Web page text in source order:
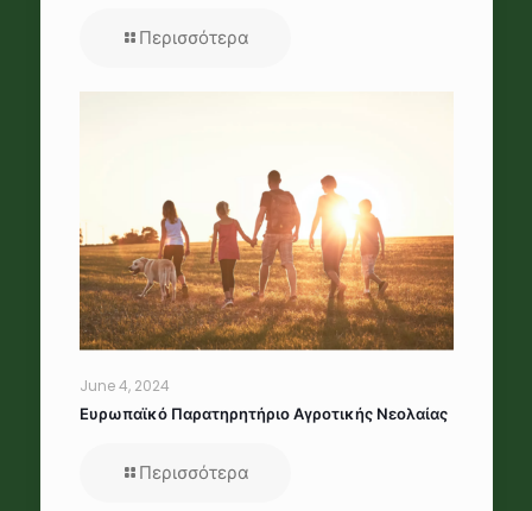
Περισσότερα
June 4, 2024
Ευρωπαϊκό Παρατηρητήριο Αγροτικής Νεολαίας
Περισσότερα